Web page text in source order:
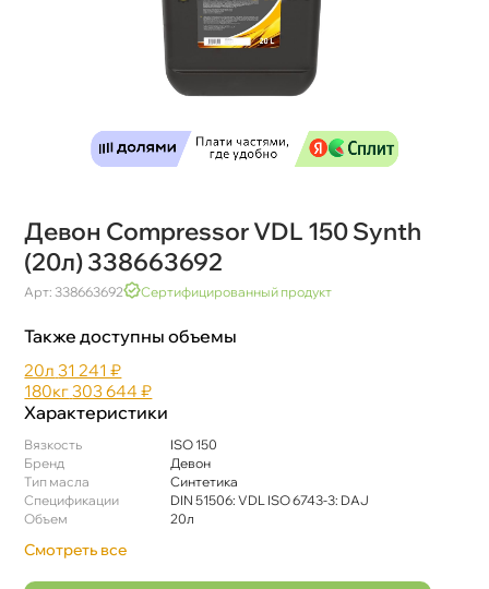
Девон Compressor VDL 150 Synth
(20л) 338663692
Арт: 338663692 Сертифицированный продукт
Также доступны объемы
20л 31 241 ₽
180к303 644 ₽
Характеристики
язкость
ISO 150
Бренд
Девон
Тип масла
Синтетика
Спецификации
DIN 51506: VDL ISO 6743-3: DAJ
Объем
20л
Смотреть все